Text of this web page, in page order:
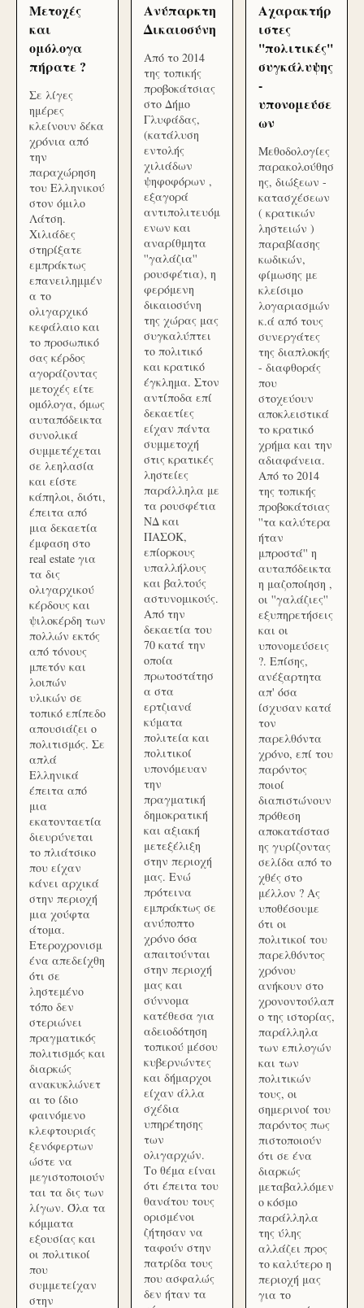
Μετοχές
και
ομόλογα
πήρατε ?
Σε λίγες
ημέρες
κλείνουν δέκα
χρόνια από
την
παραχώρηση
του Ελληνικού
στον όμιλο
Λάτση.
Χιλιάδες
στηρίξατε
εμπράκτως
επανειλημμέν
α το
ολιγαρχικό
κεφάλαιο και
το προσωπικό
σας κέρδος
αγοράζοντας
μετοχές είτε
ομόλογα, όμως
αυταπόδεικτα
συνολικά
συμμετέχεται
σε λεηλασία
και είστε
κάπηλοι, διότι,
έπειτα από
μια δεκαετία
έμφαση στο
real estate για
τα δις
ολιγαρχικού
κέρδους και
ψιλοκέρδη των
πολλών εκτός
από τόνους
μπετόν και
λοιπών
υλικών σε
τοπικό επίπεδο
απουσιάζει ο
πολιτισμός. Σε
απλά
Ελληνικά
έπειτα από
μια
εκατονταετία
διευρύνεται
το πλιάτσικο
που είχαν
κάνει αρχικά
στην περιοχή
μια χούφτα
άτομα.
Ετεροχρονισμ
ένα απεδείχθη
ότι σε
ληστεμένο
τόπο δεν
στεριώνει
πραγματικός
πολιτισμός και
διαρκώς
ανακυκλώνετ
αι το ίδιο
φαινόμενο
κλεφτουριάς
ξενόφερτων
ώστε να
μεγιστοποιούν
ται τα δις των
λίγων. Όλα τα
κόμματα
εξουσίας και
οι πολιτικοί
που
συμμετείχαν
στην
Ανύπαρκτη
Δικαιοσύνη
Από το 2014
της τοπικής
προβοκάτσιας
στο Δήμο
Γλυφάδας,
(κατάλυση
εντολής
χιλιάδων
ψηφοφόρων ,
εξαγορά
αντιπολιτευόμ
ενων και
αναρίθμητα
''γαλάζια''
ρουσφέτια), η
φερόμενη
δικαιοσύνη
της χώρας μας
συγκαλύπτει
το πολιτικό
και κρατικό
έγκλημα. Στον
αντίποδα επί
δεκαετίες
είχαν πάντα
συμμετοχή
στις κρατικές
ληστείες
παράλληλα με
τα ρουσφέτια
ΝΔ και
ΠΑΣΟΚ,
επίορκους
υπαλλήλους
και βαλτούς
αστυνομικούς.
Από την
δεκαετία του
70 κατά την
οποία
πρωτοστάτησ
α στα
ερτζιανά
κύματα
πολιτεία και
πολιτικοί
υπονόμευαν
την
πραγματική
δημοκρατική
και αξιακή
μετεξέλιξη
στην περιοχή
μας. Ενώ
πρότεινα
εμπράκτως σε
ανύποπτο
χρόνο όσα
απαιτούνται
στην περιοχή
μας και
σύννομα
κατέθεσα για
αδειοδότηση
τοπικού μέσου
κυβερνώντες
και δήμαρχοι
είχαν άλλα
σχέδια
υπηρέτησης
των
ολιγαρχών.
Το θέμα είναι
ότι έπειτα του
θανάτου τους
ορισμένοι
ζήτησαν να
ταφούν στην
πατρίδα τους
που ασφαλώς
δεν ήταν τα
Αχαρακτήρ
ιστες
''πολιτικές''
συγκάλυψης
-
υπονομεύσε
ων
Μεθοδολογίες
παρακολούθησ
ης, διώξεων -
κατασχέσεων
( κρατικών
ληστειών )
παραβίασης
κωδικών,
φίμωσης με
κλείσιμο
λογαριασμών
κ.ά από τους
συνεργάτες
της διαπλοκής
- διαφθοράς
που
στοχεύουν
αποκλειστικά
το κρατικό
χρήμα και την
αδιαφάνεια.
Από το 2014
της τοπικής
προβοκάτσιας
''τα καλύτερα
ήταν
μπροστά'' η
αυταπόδεικτα
η μαζοποίηση ,
οι ''γαλάζιες''
εξυπηρετήσεις
και οι
υπονομεύσεις
?. Επίσης,
ανέξαρτητα
απ' όσα
ίσχυσαν κατά
τον
παρελθόντα
χρόνο, επί του
παρόντος
ποιοί
διαπιστώνουν
πρόθεση
αποκατάστασ
ης γυρίζοντας
σελίδα από το
χθές στο
μέλλον ? Ας
υποθέσουμε
ότι οι
πολιτικοί του
παρελθόντος
χρόνου
ανήκουν στο
χρονοντούλαπ
ο της ιστορίας,
παράλληλα
των επιλογών
και των
πολιτικών
τους, οι
σημερινοί του
παρόντος πως
πιστοποιούν
ότι σε ένα
διαρκώς
μεταβαλλόμεν
ο κόσμο
παράλληλα
της ύλης
αλλάζει προς
το καλύτερο η
περιοχή μας
για το